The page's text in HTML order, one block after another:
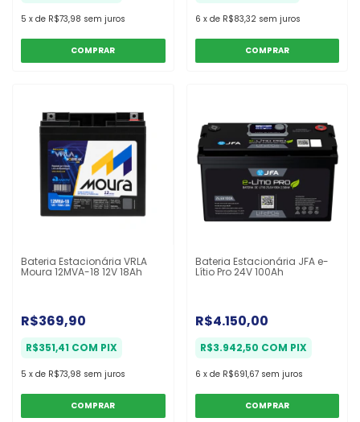
5 x de R$73,98 sem juros
COMPRAR
6 x de R$83,32 sem juros
COMPRAR
Bateria Estacionária VRLA
Moura 12MVA-18 12V 18Ah
R$369,90
R$351,41 COM PIX
5 x de R$73,98 sem juros
Bateria Estacionária JFA e-
Lítio Pro 24V 100Ah
R$4.150,00
R$3.942,50 COM PIX
6 x de R$691,67 sem juros